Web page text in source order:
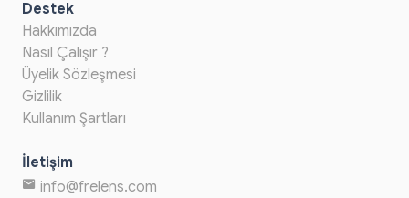
Destek
Hakkımızda
Nasıl Çalışır ?
Üyelik Sözleşmesi
Gizlilik
Kullanım Şartları
İletişim
info@frelens.com